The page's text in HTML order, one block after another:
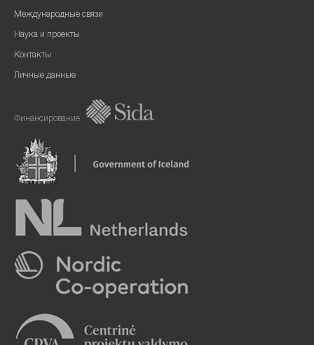
Международные связи
Наука и проекты
Контакты
Личные данные
Финансирование